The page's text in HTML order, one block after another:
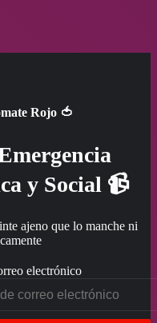
Rojo 🍅
y Social 📹
ajeno que lo manche ni
electrónico